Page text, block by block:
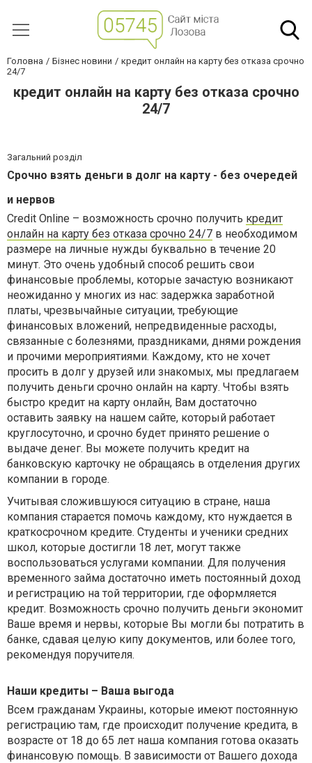
Головна Бізнес новини
кредит онлайн на карту без отказа срочно
24/7
кредит онлайн на карту без отказа срочно
24/7
Загальний розділ
Срочно взять деньги в долг на карту - без очередей
и нервов
Credit Online – возможность срочно получить кредит
онлайн на карту без отказа срочно 24/7 в необходимом
размере на личные нужды буквально в течение 20
минут. Это очень удобный способ решить свои
финансовые проблемы, которые зачастую возникают
неожиданно у многих из нас: задержка заработной
платы, чрезвычайные ситуации, требующие
финансовых вложений, непредвиденные расходы,
связанные с болезнями, праздниками, днями рождения
и прочими мероприятиями. Каждому, кто не хочет
просить в долг у друзей или знакомых, мы предлагаем
получить деньги срочно онлайн на карту. Чтобы взять
быстро кредит на карту онлайн, Вам достаточно
оставить заявку на нашем сайте, который работает
круглосуточно, и срочно будет принято решение о
выдаче денег. Вы можете получить кредит на
банковскую карточку не обращаясь в отделения других
компании в городе.
Учитывая сложившуюся ситуацию в стране, наша
компания старается помочь каждому, кто нуждается в
краткосрочном кредите. Студенты и ученики средних
школ, которые достигли 18 лет, могут также
воспользоваться услугами компании. Для получения
временного займа достаточно иметь постоянный доход
и регистрацию на той территории, где оформляется
кредит. Возможность срочно получить деньги экономит
Ваше время и нервы, которые Вы могли бы потратить в
банке, сдавая целую кипу документов, или более того,
рекомендуя поручителя.
Наши кредиты – Ваша выгода
Всем гражданам Украины, которые имеют постоянную
регистрацию там, где происходит получение кредита, в
возрасте от 18 до 65 лет наша компания готова оказать
финансовую помощь. В зависимости от Вашего дохода